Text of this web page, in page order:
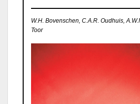
W.H. Bovenschen, C.A.R. Oudhuis,
Toor